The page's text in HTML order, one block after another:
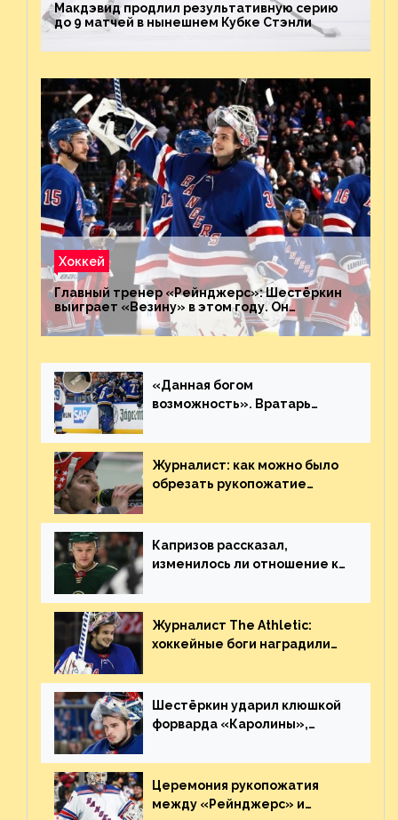
Макдэвид продлил результативную серию
до 9 матчей в нынешнем Кубке Стэнли
Хоккей
Главный тренер «Рейнджерс»: Шестёркин
выиграет «Везину» в этом году. Он
невероятен
«Данная богом
возможность». Вратарь
броске бутылкой в Кадри
Журналист: как можно было
обрезать рукопожатие
Плохая работа, ESPN
Капризов рассказал,
изменилось ли отношение к
Украине
Журналист The Athletic:
хоккейные боги наградили
великолепную игру
Шестёркин ударил клюшкой
форварда «Каролины»,
пятаке. Видео
Церемония рукопожатия
между «Рейнджерс» и